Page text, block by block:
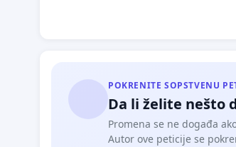
POKRENITE SOPSTVENU
Da li želite nešto
Promena se ne događa
Autor ove peticije se